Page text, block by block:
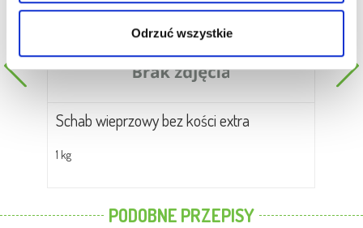
Odrzuć wszystkie
Schab wieprzowy bez kości extra
1 kg
PODOBNE PRZEPISY